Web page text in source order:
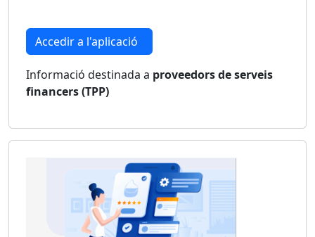
Accedir a l'aplicació
Informació destinada a proveedors de serveis
financers (TPP)